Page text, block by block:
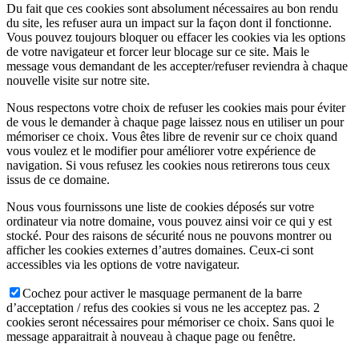
Du fait que ces cookies sont absolument nécessaires au bon rendu
du site, les refuser aura un impact sur la façon dont il fonctionne.
Vous pouvez toujours bloquer ou effacer les cookies via les options
de votre navigateur et forcer leur blocage sur ce site. Mais le
message vous demandant de les accepter/refuser reviendra à chaque
nouvelle visite sur notre site.
Nous respectons votre choix de refuser les cookies mais pour éviter
de vous le demander à chaque page laissez nous en utiliser un pour
mémoriser ce choix. Vous êtes libre de revenir sur ce choix quand
vous voulez et le modifier pour améliorer votre expérience de
navigation. Si vous refusez les cookies nous retirerons tous ceux
issus de ce domaine.
Nous vous fournissons une liste de cookies déposés sur votre
ordinateur via notre domaine, vous pouvez ainsi voir ce qui y est
stocké. Pour des raisons de sécurité nous ne pouvons montrer ou
afficher les cookies externes d’autres domaines. Ceux-ci sont
accessibles via les options de votre navigateur.
Cochez pour activer le masquage permanent de la barre
d’acceptation / refus des cookies si vous ne les acceptez pas. 2
cookies seront nécessaires pour mémoriser ce choix. Sans quoi le
message apparaitrait à nouveau à chaque page ou fenêtre.